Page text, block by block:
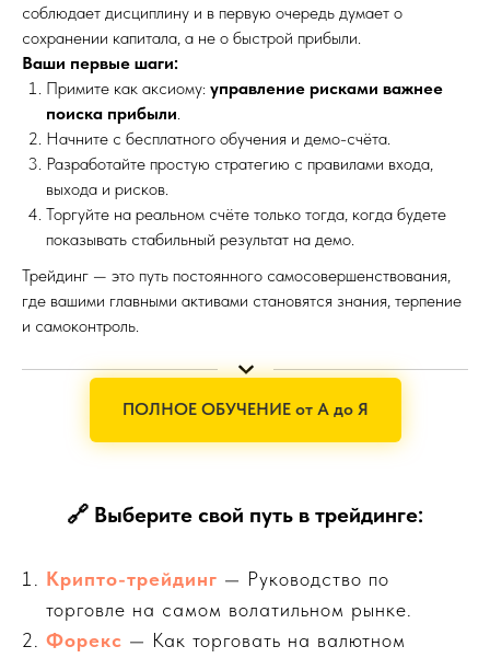
соблюдает дисциплину и в первую очередь думает о
сохранении капитала, а не о быстрой прибыли.
Ваши первые шаги:
Примите как аксиому: управление рисками важнее
поиска прибыли
Начните с бесплатного обучения и демо-счёта.
Разработайте простую стратегию с правилами входа,
выхода и рисков.
Торгуйте на реальном счёте только тогда, когда будете
показывать стабильный результат на демо.
Трейдинг — это путь постоянного самосовершенствования,
где вашими главными активами становятся знания, терпение
и самоконтроль.
ПОЛНОЕ ОБУЧЕНИЕ от А до Я
🔗 Выберите свой путь в трейдинге:
Крипто-трейдинг — Руководство по
торговле на самом волатильном рынке.
Форекс — Как торговать на валютном